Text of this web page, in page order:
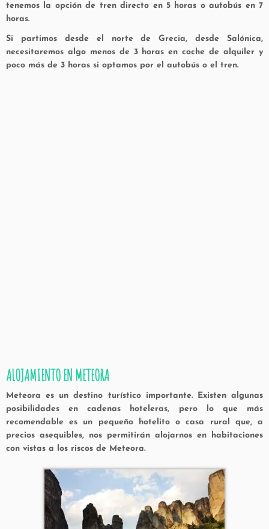
tenemos la opción de tren directo en 5 horas o autobús en 7
horas.
Si partimos desde el norte de Grecia, desde Salónica,
necesitaremos algo menos de 3 horas en coche de alquiler y
poco más de 3 horas si optamos por el autobús o el tren.
ALOJAMIENTO EN METEORA
Meteora es un destino turístico importante. Existen algunas
posibilidades en cadenas hoteleras, pero lo que más
recomendable es un pequeño hotelito o casa rural que, a
precios asequibles, nos permitirán alojarnos en habitaciones
con vistas a los riscos de Meteora.